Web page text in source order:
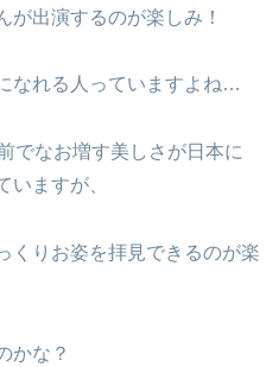
が出演するのが楽しみ！
なれる人っていますよね…
でなお増す美しさが日本に
いますが、
くりお姿を拝見できるのが楽
かな？